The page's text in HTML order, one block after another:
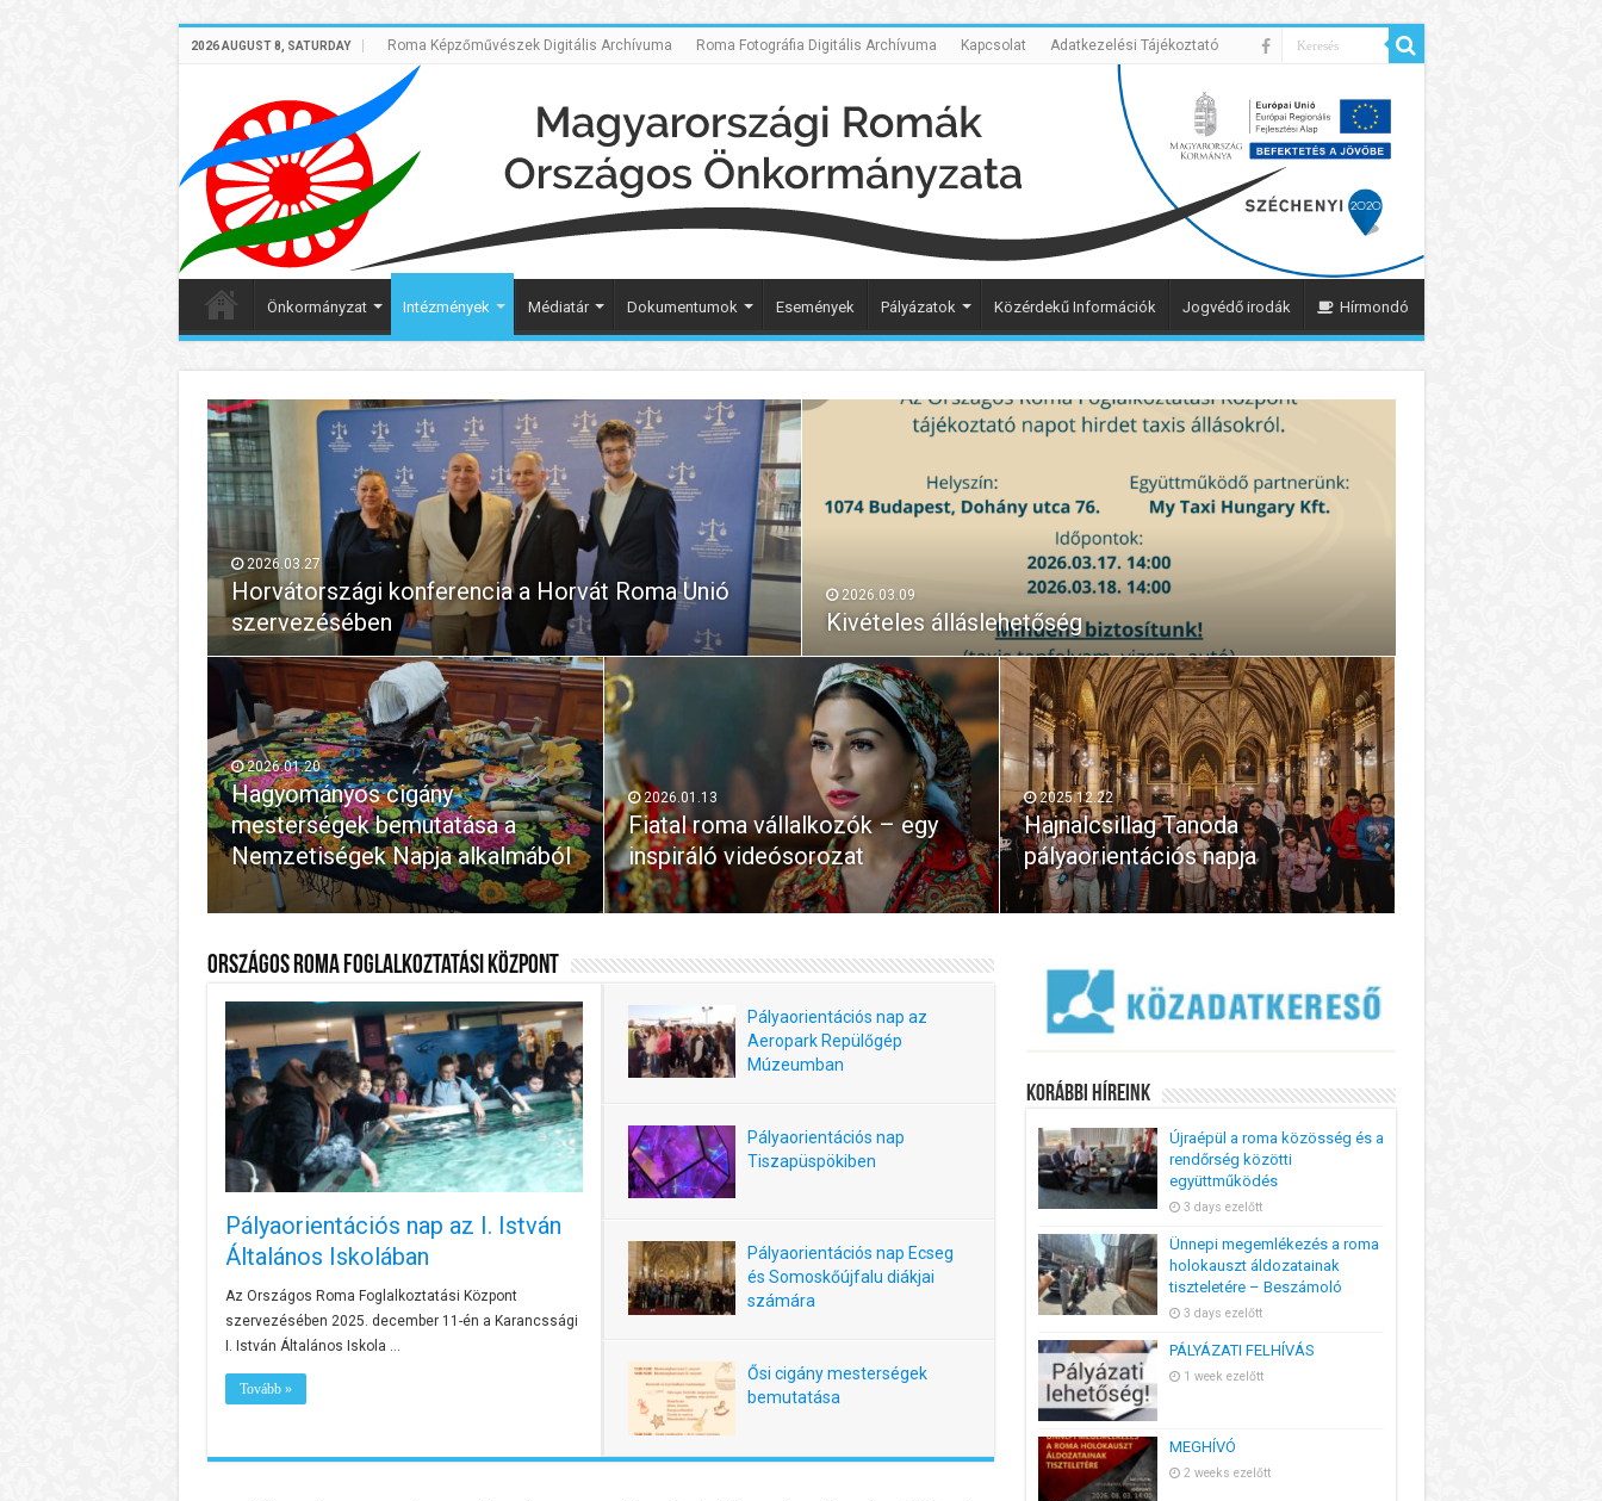
2026 AUGUST 8, SATURDAY Roma Képzőművészek Digitális Archívuma Roma Fotográfia Digitális Archívuma Kapcsolat Adatkezelési Tájékoztató
Önkormányzat Intézmények Médiatár Dokumentumok Események Pályázatok Közérdekű Információk Jogvédő irodák Hírmondó
2026.03.27
Horvátországi konferencia a Horvát Roma Unió
szervezésében
2026.03.09
Kivételes álláslehetőség
2026.01.20
Hagyományos cigány
mesterségek bemutatása a
Nemzetiségek Napja alkalmából
2026.01.13
Fiatal roma vállalkozók – egy
inspiráló videósorozat
2025.12.22
Hajnalcsillag Tanoda
pályaorientációs napja
Országos Roma Foglalkoztatási Központ
Pályaorientációs nap az I. István
Általános Iskolában
Az Országos Roma Foglalkoztatási Központ
szervezésében 2025. december 11-én a Karancssági
I. István Általános Iskola …
Tovább »
Pályaorientációs nap az
Aeropark Repülőgép
Múzeumban
Pályaorientációs nap
Tiszapüspökiben
Pályaorientációs nap Ecseg
és Somoskőújfalu diákjai
számára
Ősi cigány mesterségek
bemutatása
Korábbi Híreink
Újraépül a roma közösség és a
rendőrség közötti
együttműködés
3 days ezelőtt
Ünnepi megemlékezés a roma
holokauszt áldozatainak
tiszteletére – Beszámoló
3 days ezelőtt
PÁLYÁZATI FELHÍVÁS
1 week ezelőtt
MEGHÍVÓ
2 weeks ezelőtt